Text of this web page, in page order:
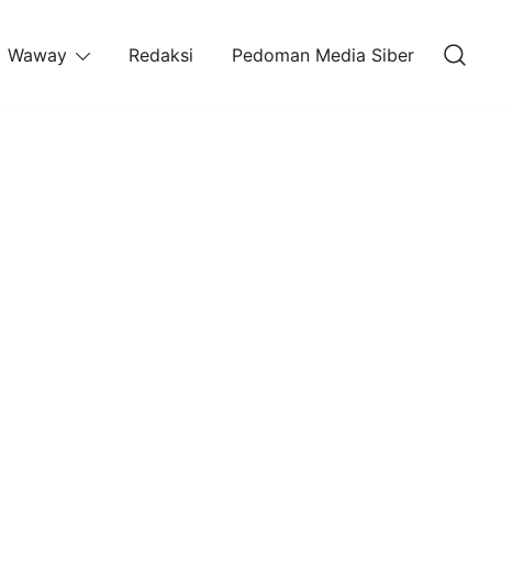
Waway Redaksi Pedoman Media Siber